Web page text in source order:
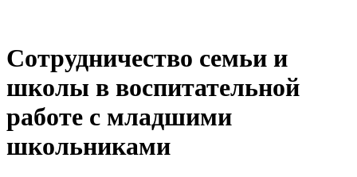
Сотрудничество семьи и
школы в воспитательной
работе с младшими
школьниками